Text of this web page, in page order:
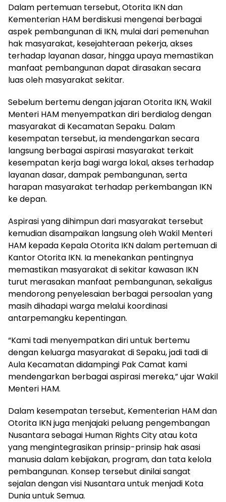
Dalam pertemuan tersebut, Otorita IKN dan
Kementerian HAM berdiskusi mengenai berbagai
aspek pembangunan di IKN, mulai dari pemenuhan
hak masyarakat, kesejahteraan pekerja, akses
terhadap layanan dasar, hingga upaya memastikan
manfaat pembangunan dapat dirasakan secara
luas oleh masyarakat sekitar.
Sebelum bertemu dengan jajaran Otorita IKN, Wakil
Menteri HAM menyempatkan diri berdialog dengan
masyarakat di Kecamatan Sepaku. Dalam
kesempatan tersebut, ia mendengarkan secara
langsung berbagai aspirasi masyarakat terkait
kesempatan kerja bagi warga lokal, akses terhadap
layanan dasar, dampak pembangunan, serta
harapan masyarakat terhadap perkembangan IKN
ke depan.
Aspirasi yang dihimpun dari masyarakat tersebut
kemudian disampaikan langsung oleh Wakil Menteri
HAM kepada Kepala Otorita IKN dalam pertemuan di
Kantor Otorita IKN. Ia menekankan pentingnya
memastikan masyarakat di sekitar kawasan IKN
turut merasakan manfaat pembangunan, sekaligus
mendorong penyelesaian berbagai persoalan yang
masih dihadapi warga melalui koordinasi
antarpemangku kepentingan.
“Kami tadi menyempatkan diri untuk bertemu
dengan keluarga masyarakat di Sepaku, jadi tadi di
Aula Kecamatan didampingi Pak Camat kami
mendengarkan berbagai aspirasi mereka,” ujar Wakil
Menteri HAM.
Dalam kesempatan tersebut, Kementerian HAM dan
Otorita IKN juga menjajaki peluang pengembangan
Nusantara sebagai Human Rights City atau kota
yang mengintegrasikan prinsip-prinsip hak asasi
manusia dalam kebijakan, program, dan tata kelola
pembangunan. Konsep tersebut dinilai sangat
sejalan dengan visi Nusantara untuk menjadi Kota
Dunia untuk Semua.